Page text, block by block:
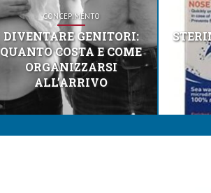
CONCEPIMENTO
DIVENTARE GENITORI:
QUANTO COSTA E COME
ORGANIZZARSI
ALL’ARRIVO